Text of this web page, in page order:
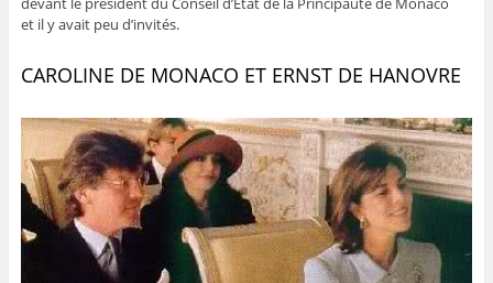
et il y avait peu d’invités.
CAROLINE DE MONACO ET ERNST DE HANOVRE